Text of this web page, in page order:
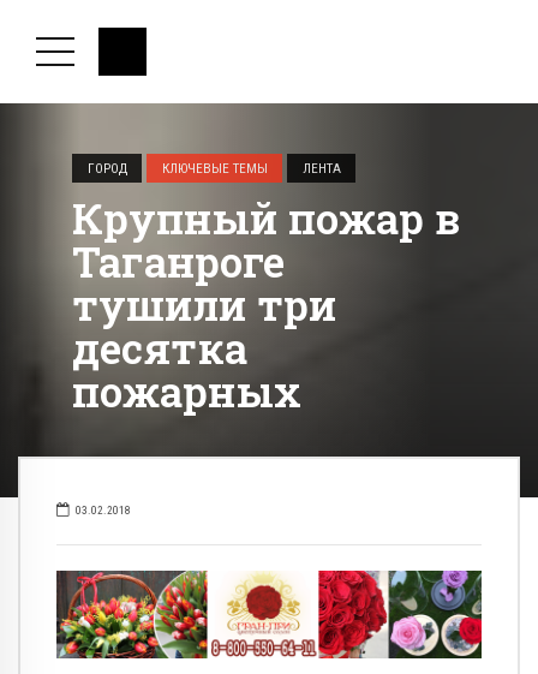
ГОРОД КЛЮЧЕВЫЕ ТЕМЫ ЛЕНТА
Крупный пожар в
Таганроге
тушили три
десятка
пожарных
03.02.2018